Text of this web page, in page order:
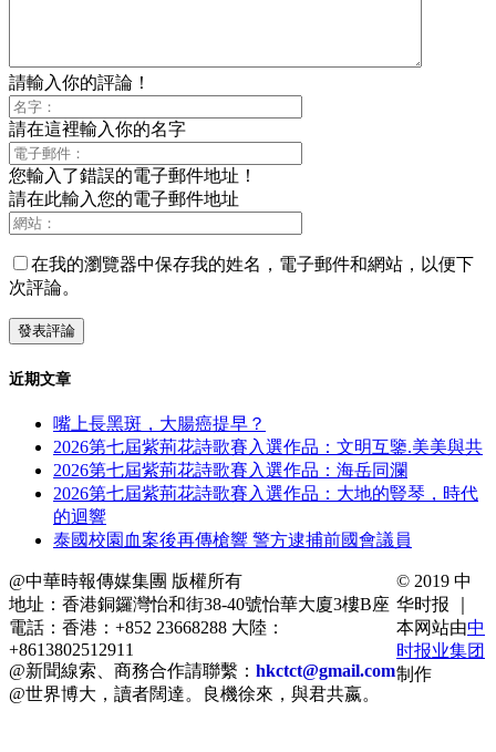
請輸入你的評論！
請在這裡輸入你的名字
您輸入了錯誤的電子郵件地址！
請在此輸入您的電子郵件地址
在我的瀏覽器中保存我的姓名，電子郵件和網站，以便下
次評論。
近期文章
嘴上長黑斑，大腸癌提早？
2026第七屆紫荊花詩歌賽入選作品：文明互鑒.美美與共
2026第七屆紫荊花詩歌賽入選作品：海岳同瀾
2026第七屆紫荊花詩歌賽入選作品：大地的豎琴，時代
的迴響
泰國校園血案後再傳槍響 警方逮捕前國會議員
@中華時報傳媒集團 版權所有
地址：香港銅鑼灣怡和街38-40號怡華大廈3樓B座
電話：香港：+852 23668288 大陸：
+8613802512911
@新聞線索、商務合作請聯繫： hkctct@gmail.com
@世界博大，讀者闊達。良機徐來，與君共嬴。
© 2019 中
华时报 ｜
本网站由中
时报业集团
制作